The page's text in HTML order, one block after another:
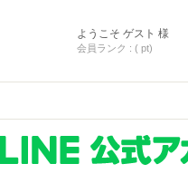
ようこそ ゲスト 様
会員ランク : ( pt)